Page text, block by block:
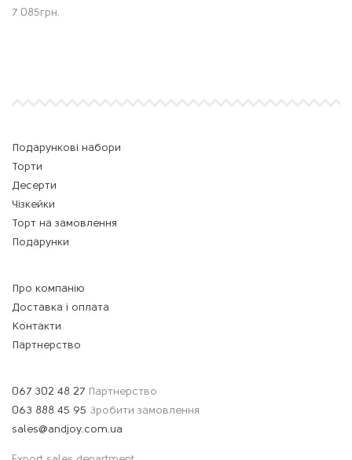
7 085грн.
Подарункові набори
Торти
Десерти
Чізкейки
Торт на замовлення
Подарунки
Про компанію
Доставка і оплата
Контакти
Партнерство
067 302 48 27 Партнерство
063 888 45 95 Зробити замовлення
sales@andjoy.com.ua